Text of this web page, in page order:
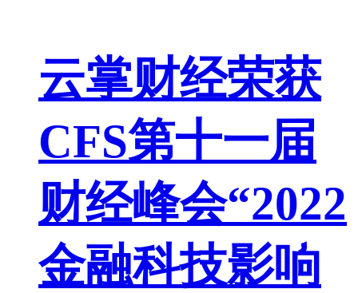
云掌财经荣获
CFS第十一届
财经峰会“2022
金融科技影响